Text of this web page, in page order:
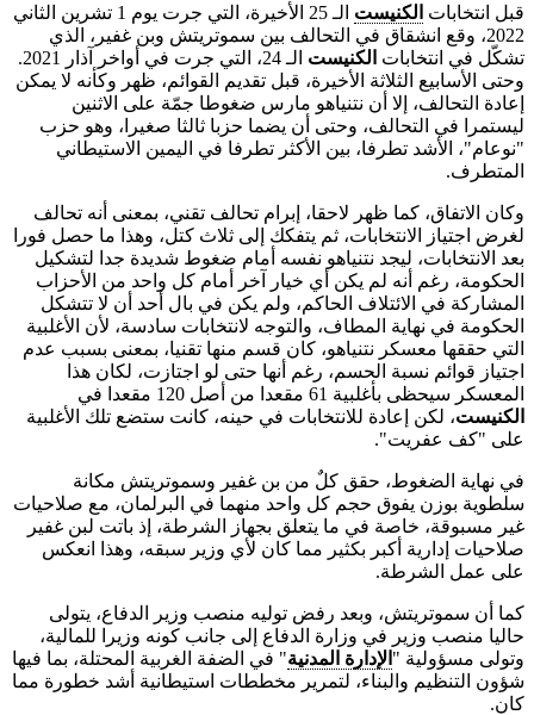
قبل انتخابات الكنيست
الـ 25 الأخيرة، التي جرت يوم 1 تشرين الثاني
2022، وقع انشقاق في التحالف بين سموتريتش وبن غفير، الذي
تشكّل في انتخابات الكنيست
الـ 24، التي جرت في أواخر آذار 2021.
وحتى الأسابيع الثلاثة الأخيرة، قبل تقديم القوائم، ظهر وكأنه لا يمكن
إعادة التحالف، إلا أن نتنياهو مارس ضغوطا جمّة على الاثنين
ليستمرا في التحالف، وحتى أن يضما حزبا ثالثا صغيرا، وهو حزب
"نوعام"، الأشد تطرفا، بين الأكثر تطرفا في اليمين الاستيطاني
المتطرف.
وكان الاتفاق، كما ظهر لاحقا، إبرام تحالف تقني، بمعنى أنه تحالف
لغرض اجتياز الانتخابات، ثم يتفكك إلى ثلاث كتل، وهذا ما حصل فورا
بعد الانتخابات، ليجد نتنياهو نفسه أمام ضغوط شديدة جدا لتشكيل
الحكومة، رغم أنه لم يكن أي خيار آخر أمام كل واحد من الأحزاب
المشاركة في الائتلاف الحاكم، ولم يكن في بال أحد أن لا تتشكل
الحكومة في نهاية المطاف، والتوجه لانتخابات سادسة، لأن الأغلبية
التي حققها معسكر نتنياهو، كان قسم منها تقنيا، بمعنى بسبب عدم
اجتياز قوائم نسبة الحسم، رغم أنها حتى لو اجتازت، لكان هذا
المعسكر سيحظى بأغلبية 61 مقعدا من أصل 120 مقعدا في
الكنيست، لكن إعادة للانتخابات في حينه، كانت ستضع تلك الأغلبية
على "كف عفريت".
في نهاية الضغوط، حقق كلٌ من بن غفير وسموتريتش مكانة
سلطوية بوزن يفوق حجم كل واحد منهما في البرلمان، مع صلاحيات
غير مسبوقة، خاصة في ما يتعلق بجهاز الشرطة، إذ باتت لبن غفير
صلاحيات إدارية أكبر بكثير مما كان لأي وزير سبقه، وهذا انعكس
على عمل الشرطة.
كما أن سموتريتش، وبعد رفض توليه منصب وزير الدفاع، يتولى
حاليا منصب وزير في وزارة الدفاع إلى جانب كونه وزيرا للمالية،
وتولى مسؤولية " الإدارة المدنية" في الضفة الغربية المحتلة، بما فيها
شؤون التنظيم والبناء، لتمرير مخططات استيطانية أشد خطورة مما
كان.